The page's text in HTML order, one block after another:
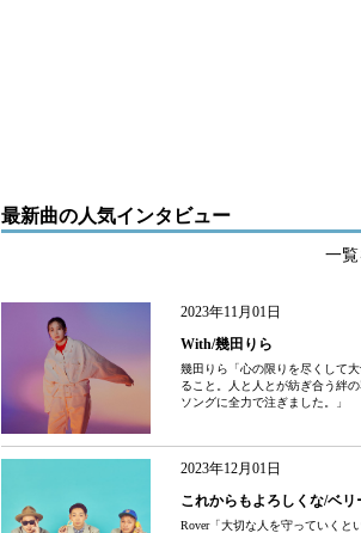
最新曲の人気インタビュー
一
2023年11月01日
With/幾田りら
幾田りら「心の限りを尽くして
ること。人と人とが紡ぎ合う絆
ソングに全力で注ぎました。」
2023年12月01日
これからもよろしくな/ベ
Rover「大切な人を守っていくと